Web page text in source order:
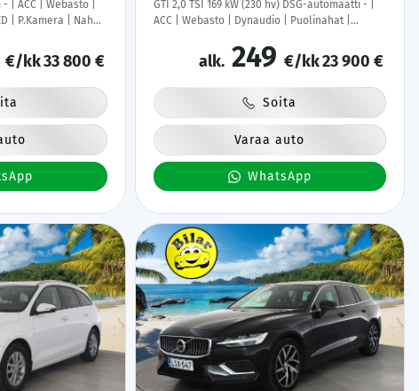
| ACC | Webasto |
| P.Kamera | Nahat
€/kk33 800 €
GTI 2,0 TSI 169 kW (230 hv) DSG-automaatti - |
ACC | Webasto | Dynaudio | Puolinahat |
Kahdet Renkaat |
alk. 249 €/kk23 900 €
Soita
Varaa auto
WhatsApp